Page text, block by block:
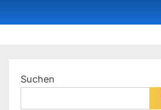
to
Suchen